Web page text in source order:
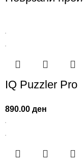
IQ Puzzler Pro
890.00ден